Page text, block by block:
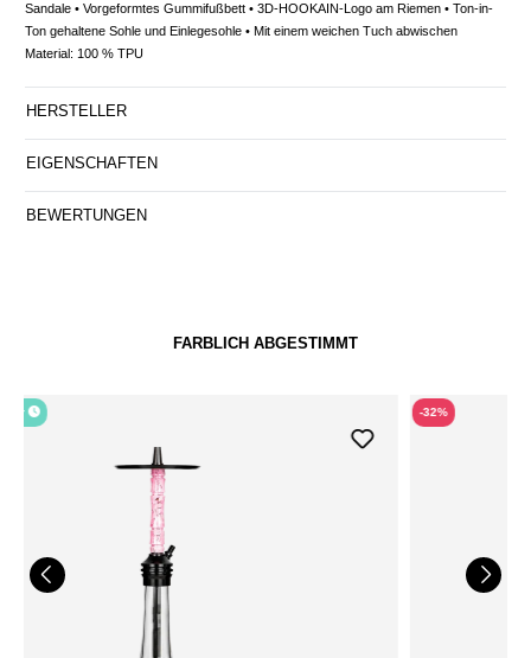
Sandale • Vorgeformtes Gummifußbett • 3D-HOOKAIN-Logo am Riemen • Ton-in-
Ton gehaltene Sohle und Einlegesohle • Mit einem weichen Tuch abwischen
Material: 100 % TPU
HERSTELLER
EIGENSCHAFTEN
BEWERTUNGEN
FARBLICH ABGESTIMMT
-32%